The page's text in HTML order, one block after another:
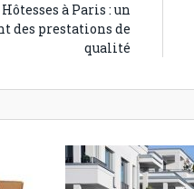
à Paris : un
des prestations de
qualité